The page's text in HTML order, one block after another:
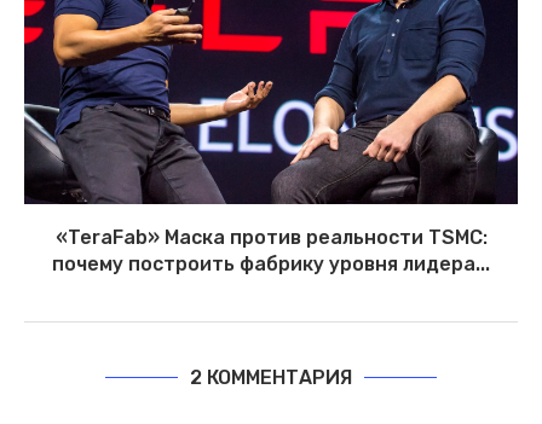
«TeraFab» Маска против реальности TSMC:
почему построить фабрику уровня лидера...
2 КОММЕНТАРИЯ